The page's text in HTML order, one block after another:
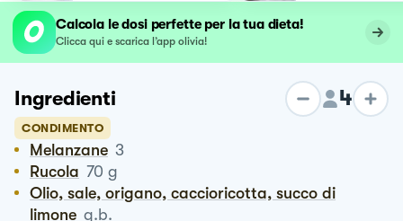
Calcola le dosi perfette per la tua dieta!
Clicca qui e scarica l’app olivia!
Ingredienti 4
CONDIMENTO
Melanzane 3
Rucola 70 g
Olio, sale, origano, caccioricotta, succo di
limone q.b.